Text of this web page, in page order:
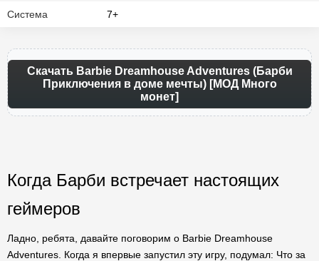
Система 7+
Скачать Barbie Dreamhouse Adventures (Барби
Приключения в доме мечты) [МОД Много
монет]
Когда Барби встречает настоящих
геймеров
Ладно, ребята, давайте поговорим о Barbie Dreamhouse
Adventures. Когда я впервые запустил эту игру, подумал: Что за